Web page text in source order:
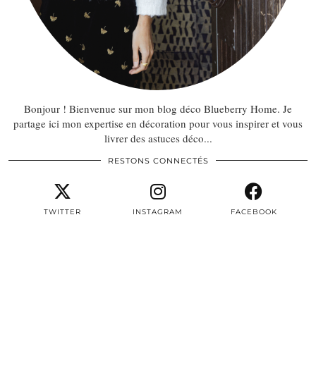
Bonjour ! Bienvenue sur mon blog déco Blueberry Home. Je
partage ici mon expertise en décoration pour vous inspirer et vous
livrer des astuces déco...
RESTONS CONNECTÉS
TWITTER INSTAGRAM FACEBOOK